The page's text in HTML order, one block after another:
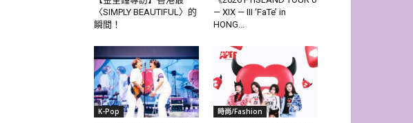
〈SIMPLY BEAUTIFUL〉的
瞬間！
— XIX — III ‘FaTe’ in
HONG...
K-Pop 時尚/Fashion